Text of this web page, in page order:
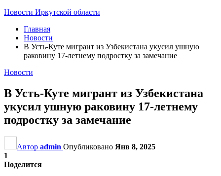
Новости Иркутской области
Главная
Новости
В Усть-Куте мигрант из Узбекистана укусил ушную
раковину 17-летнему подростку за замечание
Новости
В Усть-Куте мигрант из Узбекистана
укусил ушную раковину 17-летнему
подростку за замечание
Автор admin Опубликовано Янв 8, 2025
1
Поделится